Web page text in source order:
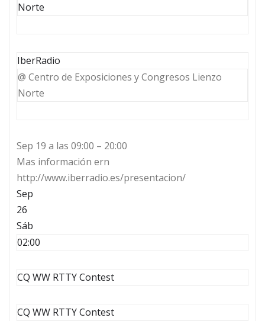
Norte
IberRadio
@ Centro de Exposiciones y Congresos Lienzo
Norte
Sep 19 a las 09:00 – 20:00
Mas información ern
http://www.iberradio.es/presentacion/
Sep
26
Sáb
02:00
CQ WW RTTY Contest
CQ WW RTTY Contest